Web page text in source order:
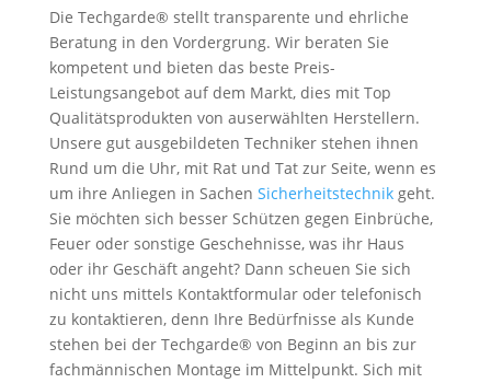
Die Techgarde® stellt transparente und ehrliche
Beratung in den Vordergrung. Wir beraten Sie
kompetent und bieten das beste Preis-
Leistungsangebot auf dem Markt, dies mit Top
Qualitätsprodukten von auserwählten Herstellern.
Unsere gut ausgebildeten Techniker stehen ihnen
Rund um die Uhr, mit Rat und Tat zur Seite, wenn es
um ihre Anliegen in Sachen Sicherheitstechnik geht.
Sie möchten sich besser Schützen gegen Einbrüche,
Feuer oder sonstige Geschehnisse, was ihr Haus
oder ihr Geschäft angeht? Dann scheuen Sie sich
nicht uns mittels Kontaktformular oder telefonisch
zu kontaktieren, denn Ihre Bedürfnisse als Kunde
stehen bei der Techgarde® von Beginn an bis zur
fachmännischen Montage im Mittelpunkt. Sich mit